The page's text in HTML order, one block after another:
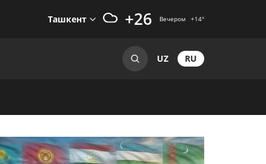
Ташкент +26 Вечером +14°
UZ RU